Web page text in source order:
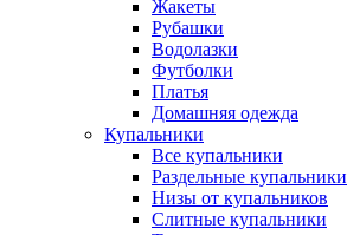
Жакеты
Рубашки
Водолазки
Футболки
Платья
Домашняя одежда
Купальники
Все купальники
Раздельные купальники
Низы от купальников
Слитные купальники